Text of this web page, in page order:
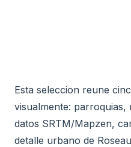
Esta seleccion reune
visualmente:
datos SRTM/Mapzen,
detalle urbano de